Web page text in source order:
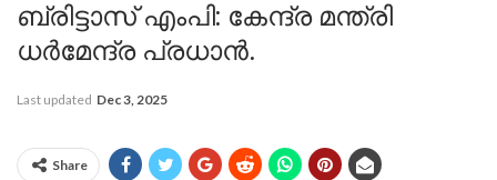
ബ്രിട്ടാസ് എംപി: കേന്ദ്ര മന്ത്രി
ധർമേന്ദ്ര പ്രധാൻ.
Last updated Dec 3, 2025
Share